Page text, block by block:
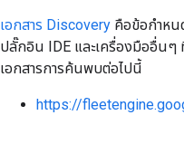
เอกสาร Discovery คือข้อกำหน
ปลั๊กอิน IDE และเครื่องมืออื่นๆ
เอกสารการค้นพบต่อไปนี้
https://